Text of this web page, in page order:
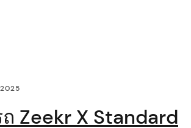
ถ Zeekr X Standard